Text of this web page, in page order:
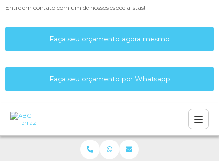
Entre em contato com um de nossos especialistas!
Faça seu orçamento agora mesmo
Faça seu orçamento por Whatsapp